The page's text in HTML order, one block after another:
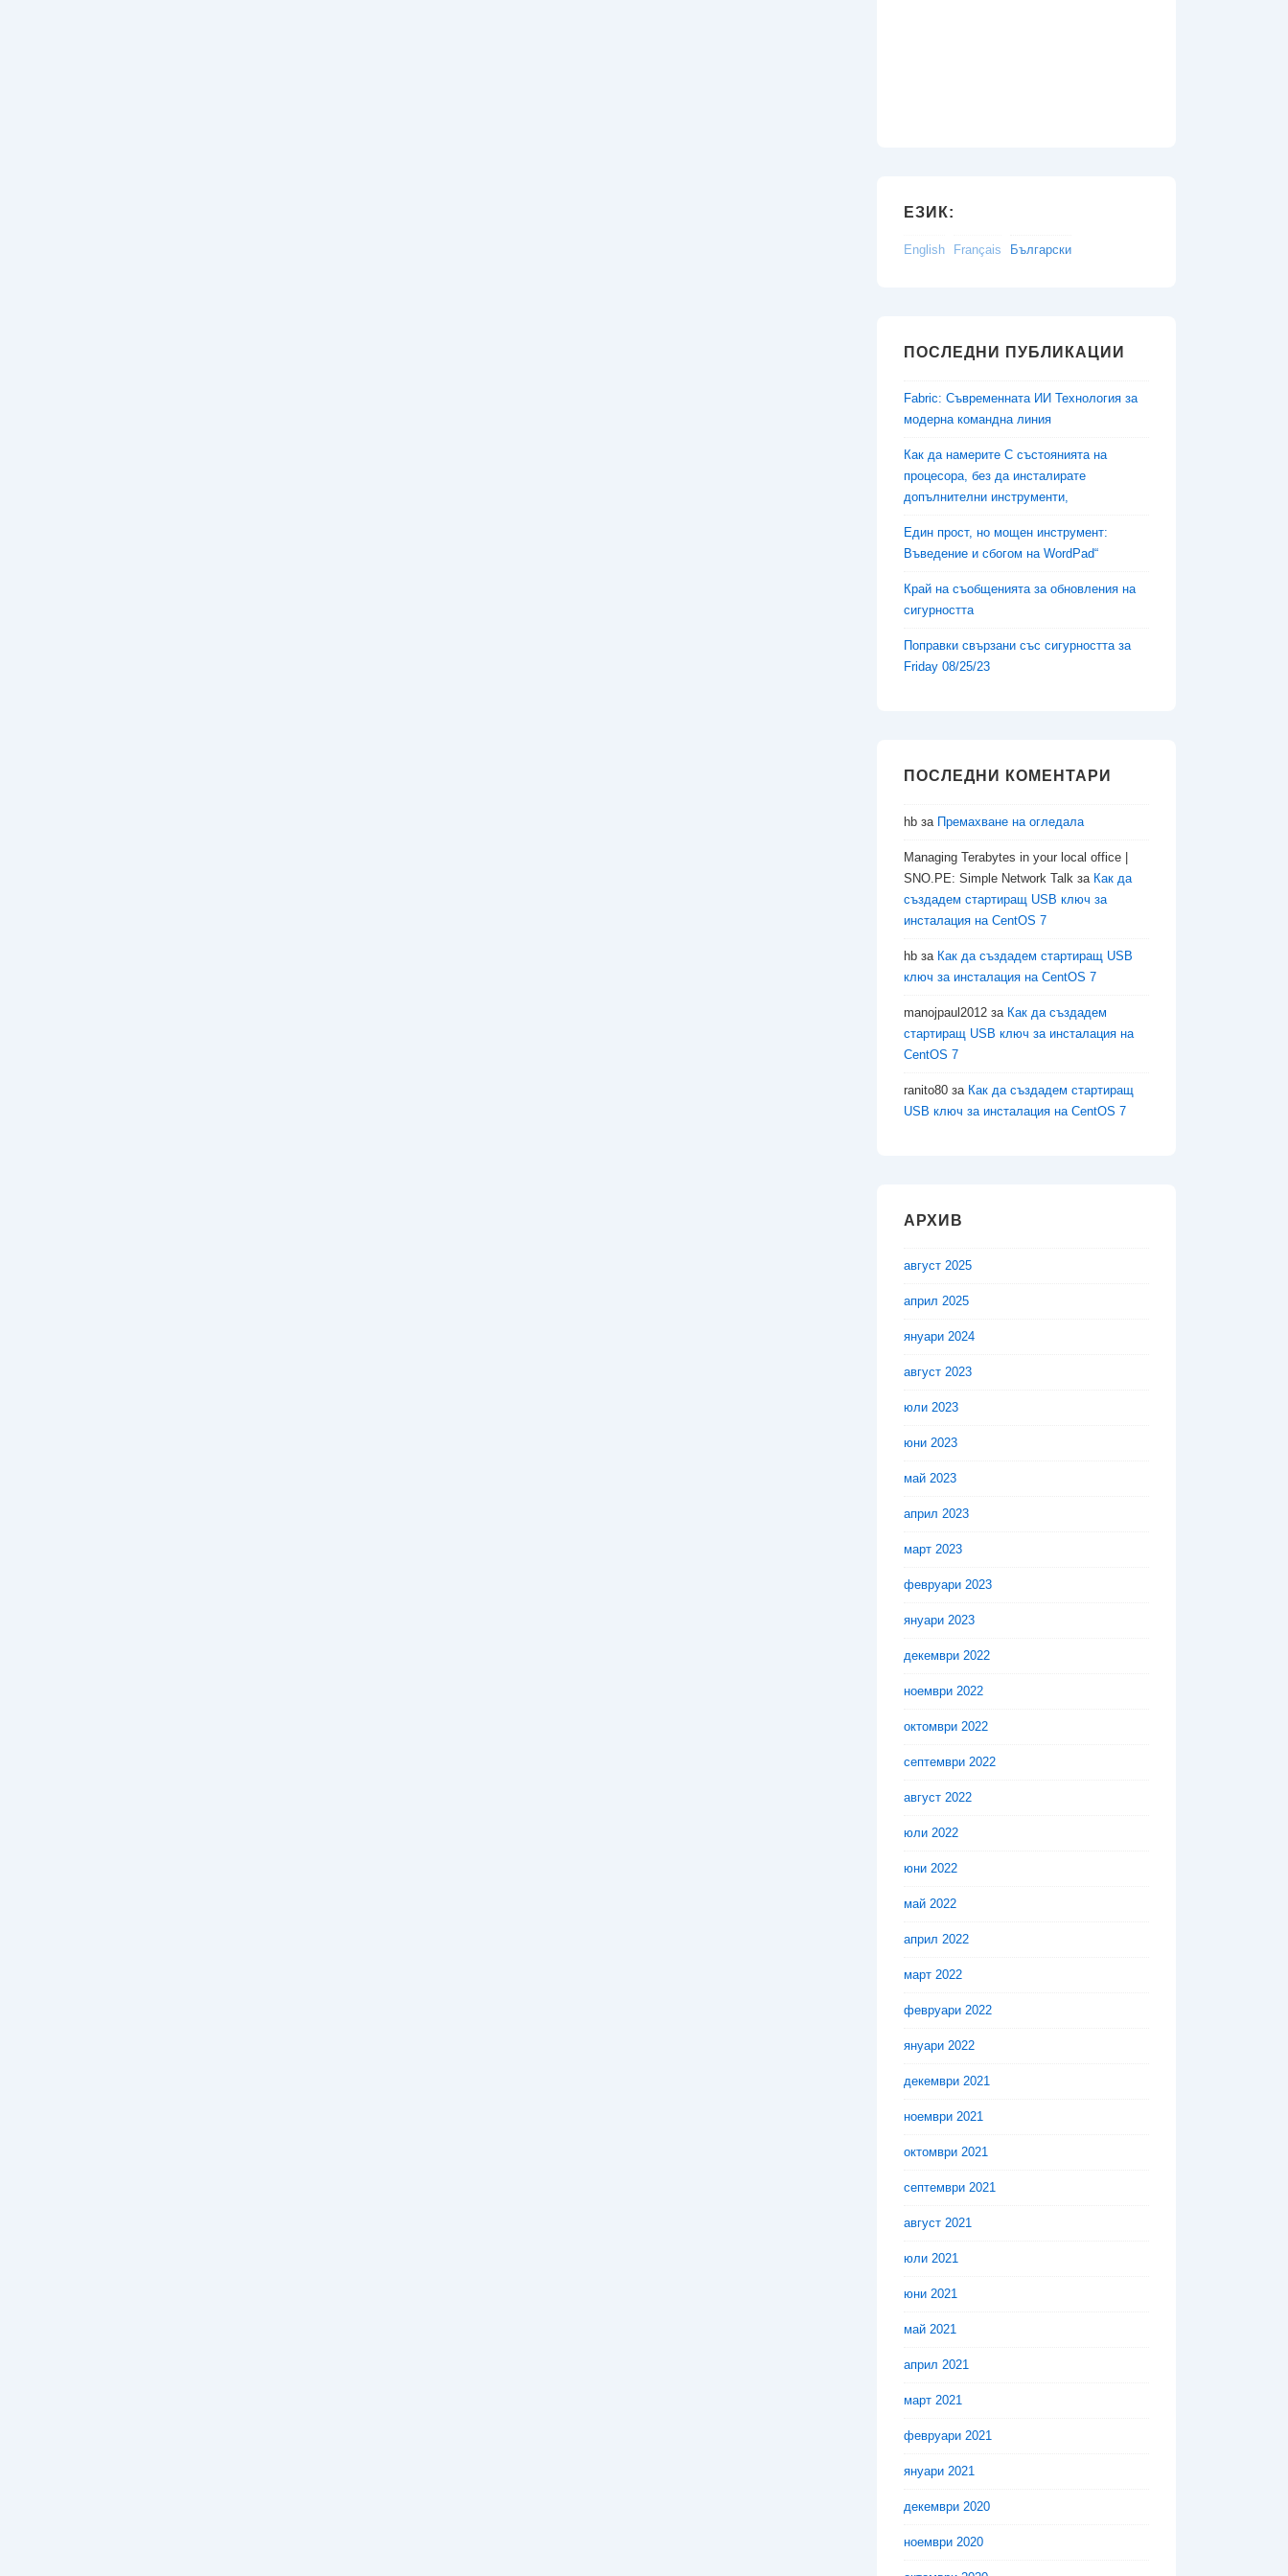
ЕЗИК:
English Français Български
ПОСЛЕДНИ ПУБЛИКАЦИИ
Fabric: Съвременната ИИ Технология за
модерна командна линия
Как да намерите C състоянията на
процесора, без да инсталирате
допълнителни инструменти,
Един прост, но мощен инструмент:
Въведение и сбогом на WordPad“
Край на съобщенията за обновления на
сигурността
Поправки свързани със сигурността за
Friday 08/25/23
ПОСЛЕДНИ КОМЕНТАРИ
hb за Премахване на огледала
Managing Terabytes in your local office |
SNO.PE: Simple Network Talk за Как да
създадем стартиращ USB ключ за
инсталация на CentOS 7
hb за Как да създадем стартиращ USB
ключ за инсталация на CentOS 7
manojpaul2012 за Как да създадем
стартиращ USB ключ за инсталация на
CentOS 7
ranito80 за Как да създадем стартиращ
USB ключ за инсталация на CentOS 7
АРХИВ
август 2025
април 2025
януари 2024
август 2023
юли 2023
юни 2023
май 2023
април 2023
март 2023
февруари 2023
януари 2023
декември 2022
ноември 2022
октомври 2022
септември 2022
август 2022
юли 2022
юни 2022
май 2022
април 2022
март 2022
февруари 2022
януари 2022
декември 2021
ноември 2021
октомври 2021
септември 2021
август 2021
юли 2021
юни 2021
май 2021
април 2021
март 2021
февруари 2021
януари 2021
декември 2020
ноември 2020